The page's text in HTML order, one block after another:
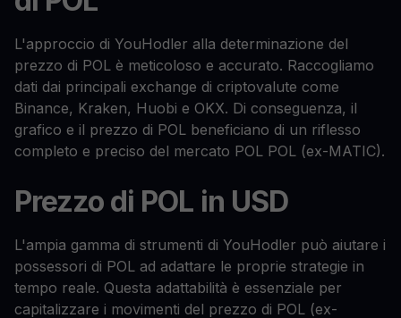
L'approccio di YouHodler alla determinazione del
prezzo di POL è meticoloso e accurato. Raccogliamo
dati dai principali exchange di criptovalute come
Binance, Kraken, Huobi e OKX. Di conseguenza, il
grafico e il prezzo di POL beneficiano di un riflesso
completo e preciso del mercato POL POL (ex-MATIC).
Prezzo di POL in USD
L'ampia gamma di strumenti di YouHodler può aiutare i
possessori di POL ad adattare le proprie strategie in
tempo reale. Questa adattabilità è essenziale per
capitalizzare i movimenti del prezzo di POL (ex-